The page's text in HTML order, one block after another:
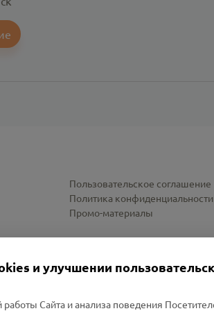
Пользовательское соглашение
Политика конфиденциальности
Промо-материалы
и улучшении
Сайта и анализа поведения